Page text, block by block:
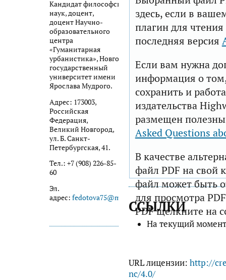
Кандидат философских
наук, доцент,
доцент Научно-
образовательного
центра
«Гуманитарная
урбанистика», Новгородский
государственный
университет имени
Ярослава Мудрого.
Адрес: 173003,
Российская
Федерация,
Великий Новгород,
ул. Б. Санкт-
Петербургская, 41.
Тел.: +7 (908) 226-85-
60
Эл.
адрес: fedotova75@mail.ru
здесь, если в
плагин для
последняя версия
Если вам нужна
информация о том,
сохранить и
издательства
размещен
Asked Questions
В качестве
файл PDF на свой
файл может быть
для просмотра
PDF щелкните на
ССЫЛКИ
На текущий
URL лицензии: http://
nc/4.0/